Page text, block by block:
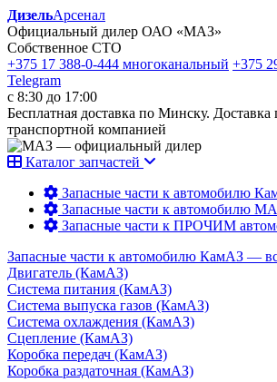
ДизельАрсенал
Официальный дилер ОАО «МАЗ»
Собственное СТО
+375 17 388-0-444 многоканальный +375
Telegram
с 8:30 до 17:00
Бесплатная доставка по Минску. Доставка
транспортной компанией
Каталог запчастей
Запасные части к автомобилю
Запасные части к автомобилю
Запасные части к ПРОЧИМ
Запасные части к автомобилю КамАЗ —
Двигатель (КамАЗ)
Система питания (КамАЗ)
Система выпуска газов (КамАЗ)
Система охлаждения (КамАЗ)
Сцепление (КамАЗ)
Коробка передач (КамАЗ)
Коробка раздаточная (КамАЗ)